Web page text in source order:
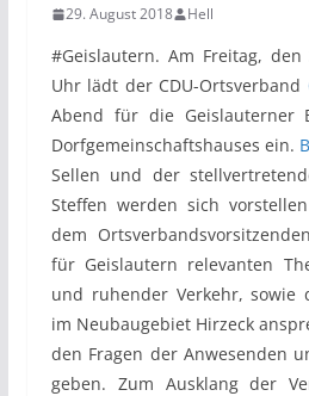
29. August 2018 Hell
#Geislautern. Am Freitag,
Uhr lädt der CDU-Ortsverband
Abend für die Geislauterner
Dorfgemeinschaftshauses ein.
Sellen und der
Steffen werden sich
dem
für Geislautern relevanten
und ruhender Verkehr, sowie
im Neubaugebiet Hirzeck
den Fragen der Anwesenden
geben. Zum Ausklang der